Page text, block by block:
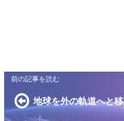
地球を外の軌道へと